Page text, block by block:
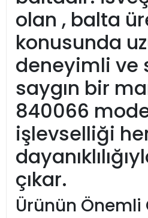
olan , balta
konusunda
deneyimli ve
saygın bir
840066
işlevselliği
çıkar.
Ürünün Önemli